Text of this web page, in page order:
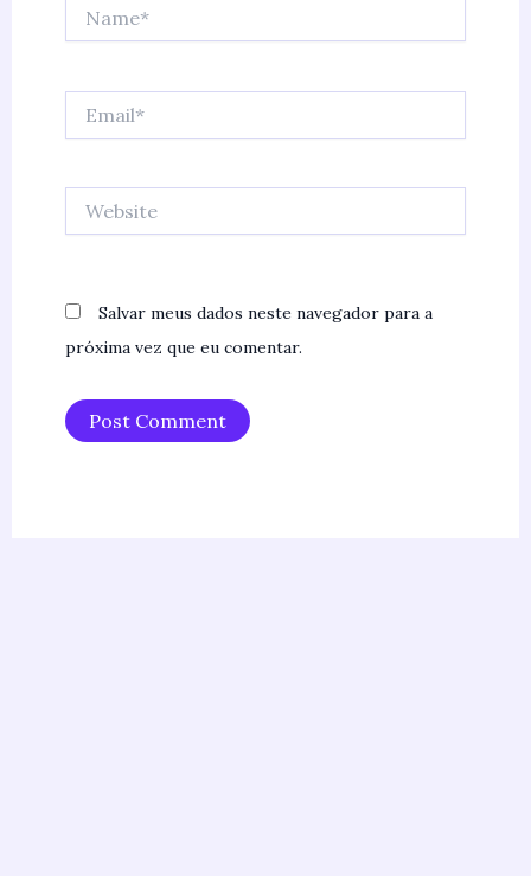
Salvar meus dados neste navegador para a
próxima vez que eu comentar.